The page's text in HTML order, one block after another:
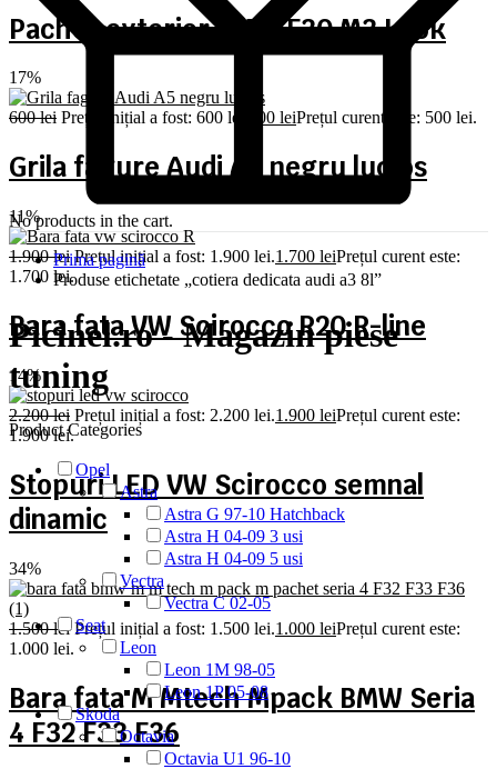
Pachet exterior BMW F30 M3 Look
17%
600lei Prețul inițial a fost: 600 lei. 500 leiPrețul curent este: 500 lei.
Grila fagure Audi A5 negru lucios
11%
1.900lei Prețul inițial a fost: 1.900 lei.1.700 leiPrețul curent este:
1.700 lei.
Bara fata VW Scirocco R20 R-line
14%
2.200lei Prețul inițial a fost: 2.200 lei.1.900 leiPrețul curent este:
1.900 lei.
Stopuri LED VW Scirocco semnal
dinamic
34%
1.500lei Prețul inițial a fost: 1.500 lei.1.000 leiPrețul curent este:
1.000 lei.
Bara fata M Mtech Mpack BMW Seria
4 F32 F33 F36
No products in the cart.
Prima pagină
Produse etichetate „cotiera dedicata audi a3 8l”
Picinel.ro - Magazin piese
tuning
Product Categories
Opel
Astra
Astra G 97-10 Hatchback
Astra H 04-09 3 usi
Astra H 04-09 5 usi
Vectra
Vectra C 02-05
Seat
Leon
Leon 1M 98-05
Leon 1P 05-08
Skoda
Octavia
Octavia U1 96-10